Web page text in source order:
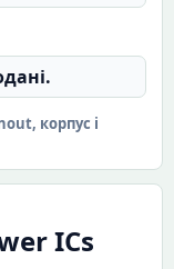
корпус і
ICs